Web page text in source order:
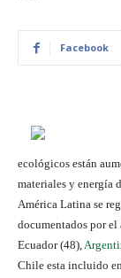
Facebook
ecológicos están
materiales y energía
América Latina se
documentados por
Ecuador (48),
Chile esta incluido